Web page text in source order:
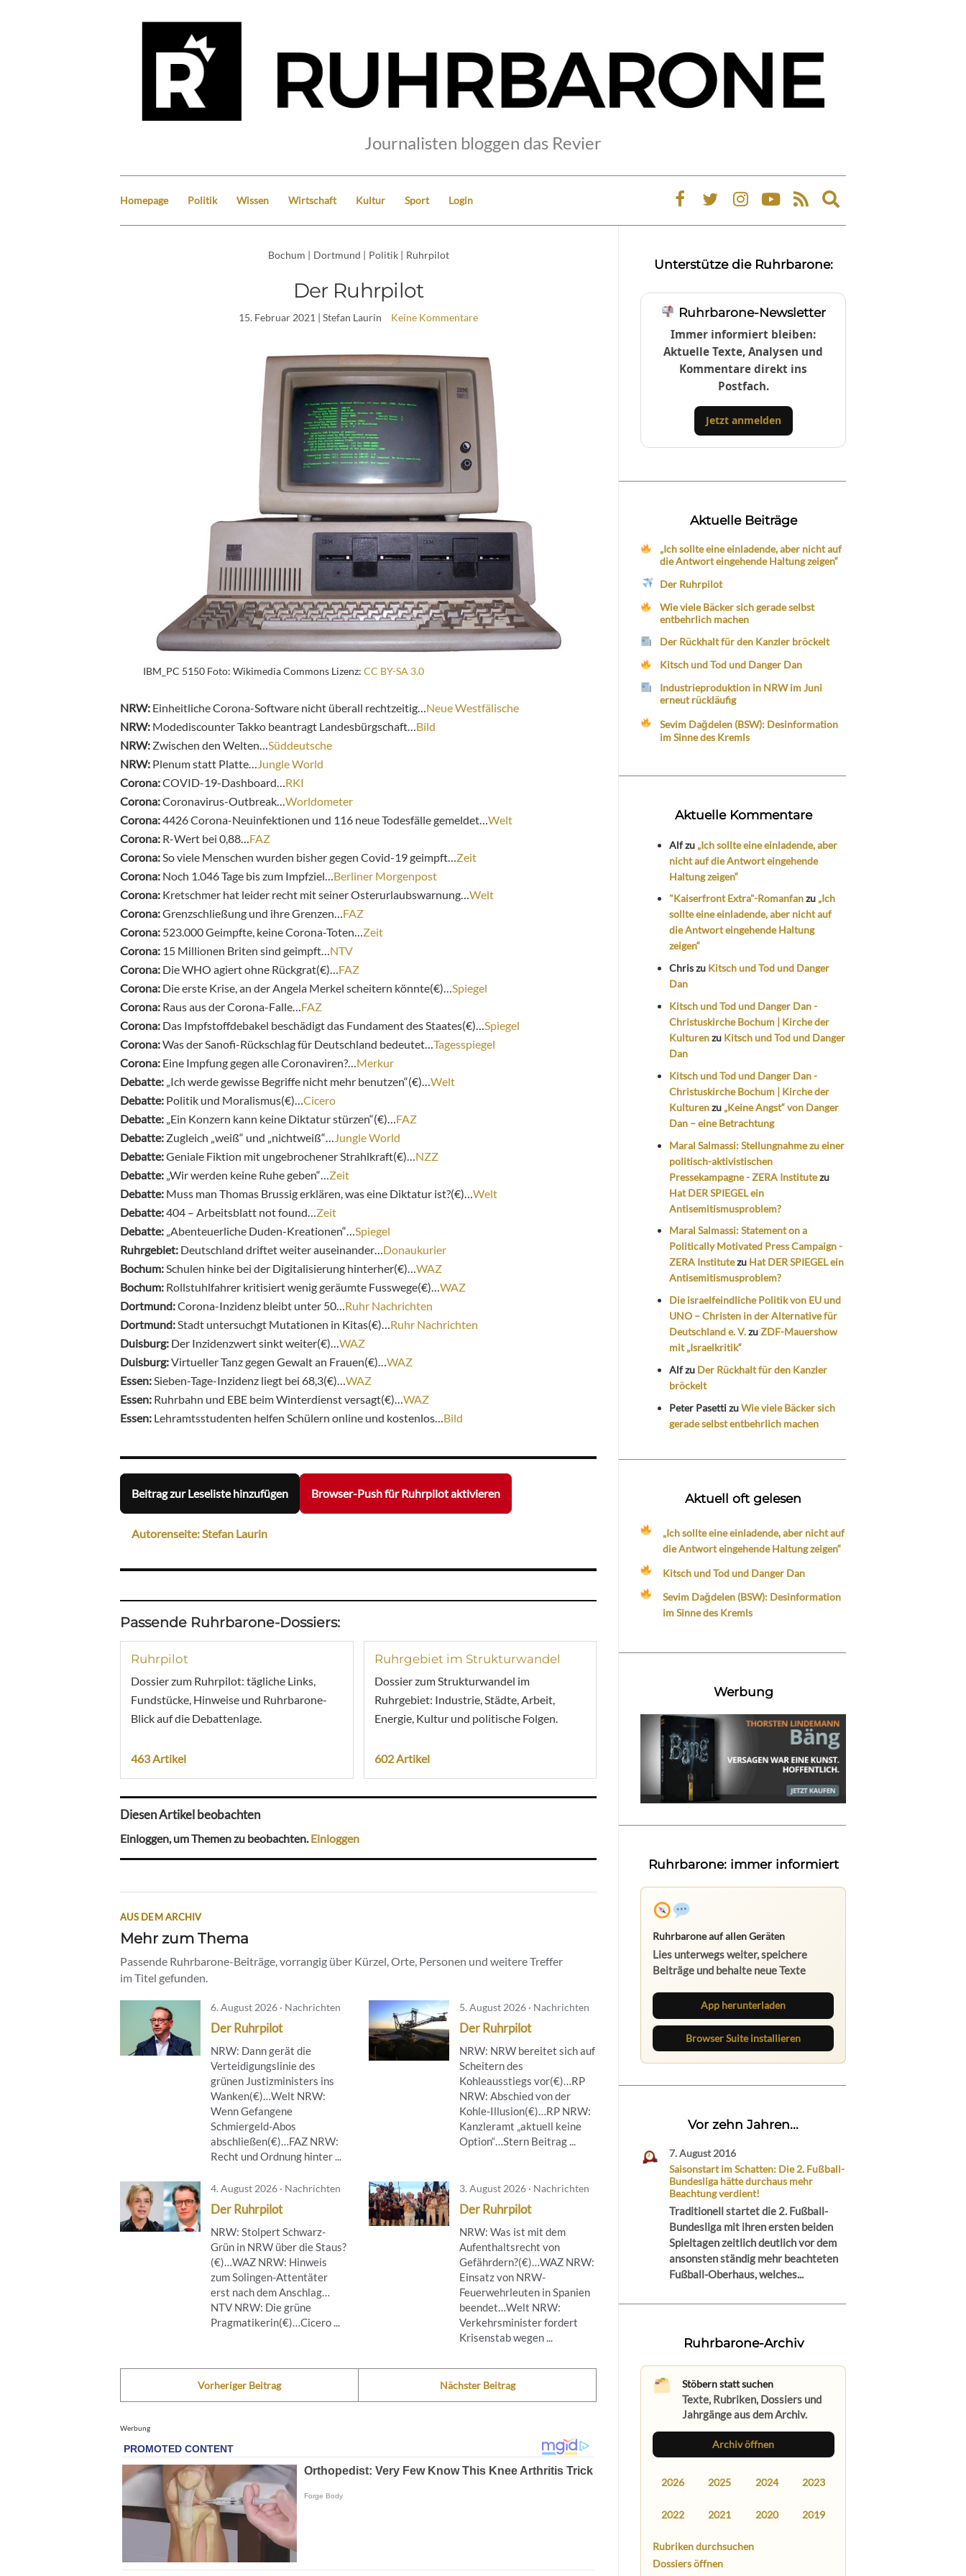
Journalisten bloggen das Revier
Homepage Politik Wissen Wirtschaft Kultur Sport Login
Expand
search
Bochum | Dortmund | Politik | Ruhrpilot
Der Ruhrpilot
15. Februar 2021 | Stefan Laurin Keine Kommentare
IBM_PC 5150 Foto: Wikimedia Commons Lizenz: CC BY-SA 3.0
NRW: Einheitliche Corona-Software nicht überall rechtzeitig… Neue Westfälische
NRW: Modediscounter Takko beantragt Landesbürgschaft… Bild
NRW: Zwischen den Welten… Süddeutsche
NRW: Plenum statt Platte…
Jungle World
Corona:COVID-19-Dashboard… RKI
Corona:Coronavirus-Outbreak… Worldometer
Corona:4426 Corona-Neuinfektionen und 116 neue Todesfälle gemeldet… Welt
Corona: R-Wert bei 0,88… FAZ
Corona: So viele Menschen wurden bisher gegen Covid-19 geimpft… Zeit
Corona: Noch 1.046 Tage bis zum Impfziel… Berliner Morgenpost
Corona: Kretschmer hat leider recht mit seiner Osterurlaubswarnung… Welt
Corona:Grenzschließung und ihre Grenzen… FAZ
Corona: 523.000 Geimpfte, keine Corona-Toten… Zeit
Corona: 15 Millionen Briten sind geimpft… NTV
Corona: Die WHO agiert ohne Rückgrat(€)… FAZ
Corona: Die erste Krise, an der Angela Merkel scheitern könnte(€)… Spiegel
Corona: Raus aus der Corona-Falle… FAZ
Corona: Das Impfstoffdebakel beschädigt das Fundament des Staates(€)… Spiegel
Corona:Was der Sanofi-Rückschlag für Deutschland bedeutet… Tagesspiegel
Corona: Eine Impfung gegen alle Coronaviren?… Merkur
Debatte: „Ich werde gewisse Begriffe nicht mehr benutzen“(€)… Welt
Debatte: Politik und Moralismus(€)… Cicero
Debatte: „Ein Konzern kann keine Diktatur stürzen“(€)… FAZ
Debatte: Zugleich „weiß“ und „nichtweiß“…
Jungle World
Debatte:Geniale Fiktion mit ungebrochener Strahlkraft(€)… NZZ
Debatte: „Wir werden keine Ruhe geben“… Zeit
Debatte: Muss man Thomas Brussig erklären, was eine Diktatur ist?(€)… Welt
Debatte:404 – Arbeitsblatt not found… Zeit
Debatte: Abenteuerliche Duden-Kreationen“… Spiegel
Ruhrgebiet: Deutschland driftet weiter auseinander… Donaukurier
Bochum: Schulen hinke bei der Digitalisierung hinterher(€)… WAZ
Bochum: Rollstuhlfahrer kritisiert wenig geräumte Fusswege(€)… WAZ
Dortmund:Corona-Inzidenz bleibt unter 50… Ruhr Nachrichten
Dortmund: Stadt untersuchgt Mutationen in Kitas(€)… Ruhr Nachrichten
Duisburg: Der Inzidenzwert sinkt weiter(€)… WAZ
Duisburg:Virtueller Tanz gegen Gewalt an Frauen(€)… WAZ
Essen: Sieben-Tage-Inzidenz liegt bei 68,3(€)… WAZ
Essen: Ruhrbahn und EBE beim Winterdienst versagt(€)… WAZ
Essen: Lehramtsstudenten helfen Schülern online und kostenlos… Bild
Beitrag zur Leseliste hinzufügen Browser-Push für Ruhrpilot aktivieren
Autorenseite: Stefan Laurin
Passende Ruhrbarone-Dossiers:
Ruhrpilot
Dossier zum Ruhrpilot: tägliche Links,
Fundstücke, Hinweise und Ruhrbarone-
Blick auf die Debattenlage.
463 Artikel
Ruhrgebiet im Strukturwandel
Dossier zum Strukturwandel im
Ruhrgebiet: Industrie, Städte, Arbeit,
Energie, Kultur und politische Folgen.
602 Artikel
Diesen Artikel beobachten
Einloggen, um Themen zu beobachten.Einloggen
AUS DEM ARCHIV
Mehr zum Thema
Passende Ruhrbarone-Beiträge, vorrangig über Kürzel, Orte, Personen und weitere Treffer
im Titel gefunden.
6. August 2026 · Nachrichten
Der Ruhrpilot
NRW: Dann gerät die
Verteidigungslinie des
grünen Justizministers ins
Wanken(€)…Welt NRW:
Wenn Gefangene
Schmiergeld-Abos
abschließen(€)…FAZ NRW:
Recht und Ordnung hinter ...
5. August 2026 · Nachrichten
Der Ruhrpilot
NRW: NRW bereitet sich auf
Scheitern des
Kohleausstiegs vor(€)…RP
NRW: Abschied von der
Kohle-Illusion(€)…RP NRW:
Kanzleramt „aktuell keine
Option“…Stern Beitrag ...
4. August 2026 · Nachrichten
Der Ruhrpilot
NRW: Stolpert Schwarz-
Grün in NRW über die Staus?
(€)…WAZ NRW: Hinweis
zum Solingen-Attentäter
erst nach dem Anschlag…
NTV NRW: Die grüne
Pragmatikerin(€)…Cicero ...
3. August 2026 · Nachrichten
Der Ruhrpilot
NRW: Was ist mit dem
Aufenthaltsrecht von
Gefährdern?(€)…WAZ NRW:
Einsatz von NRW-
Feuerwehrleuten in Spanien
beendet…Welt NRW:
Verkehrsminister fordert
Krisenstab wegen ...
Vorheriger Beitrag Nächster Beitrag
Werbung
Unterstütze die Ruhrbarone:
Ruhrbarone-Newsletter
Immer informiert bleiben:
Aktuelle Texte, Analysen und
Kommentare direkt ins
Postfach.
Jetzt anmelden
Aktuelle Beiträge
„Ich sollte eine einladende, aber nicht auf
die Antwort eingehende Haltung zeigen“
Der Ruhrpilot
Wie viele Bäcker sich gerade selbst
entbehrlich machen
Der Rückhalt für den Kanzler bröckelt
Kitsch und Tod und Danger Dan
Industrieproduktion in NRW im Juni
erneut rückläufig
Sevim Dağdelen (BSW): Desinformation
im Sinne des Kremls
Aktuelle Kommentare
Alfzu „Ich sollte eine einladende, aber
nicht auf die Antwort eingehende
Haltung zeigen“
"Kaiserfront Extra"-Romanfanzu „Ich
sollte eine einladende, aber nicht auf
die Antwort eingehende Haltung
zeigen“
Chriszu Kitsch und Tod und Danger
Dan
Kitsch und Tod und Danger Dan -
Christuskirche Bochum | Kirche der
Kulturenzu Kitsch und Tod und Danger
Dan
Kitsch und Tod und Danger Dan -
Christuskirche Bochum | Kirche der
Kulturenzu „Keine Angst“ von Danger
Dan – eine Betrachtung
Maral Salmassi: Stellungnahme zu einer
politisch-aktivistischen
Pressekampagne - ZERA Institutezu
Hat DER SPIEGEL ein
Antisemitismusproblem?
Maral Salmassi: Statement on a
Politically Motivated Press Campaign -
ZERA Institutezu Hat DER SPIEGEL ein
Antisemitismusproblem?
Die israelfeindliche Politik von EU und
UNO – Christen in der Alternative für
Deutschland e. V.zuZDF-Mauershow
mit „Israelkritik“
Alfzu Der Rückhalt für den Kanzler
bröckelt
Peter PasettizuWie viele Bäcker sich
gerade selbst entbehrlich machen
Aktuell oft gelesen
„Ich sollte eine einladende, aber nicht auf
die Antwort eingehende Haltung zeigen“
Kitsch und Tod und Danger Dan
Sevim Dağdelen (BSW): Desinformation
im Sinne des Kremls
Werbung
Ruhrbarone: immer informiert
Ruhrbarone auf allen Geräten
Lies unterwegs weiter, speichere
Beiträge und behalte neue Texte
App herunterladen
Browser Suite installieren
Vor zehn Jahren...
7. August 2016
Saisonstart im Schatten: Die 2. Fußball-
Bundesliga hätte durchaus mehr
Beachtung verdient!
Traditionell startet die 2. Fußball-
Bundesliga mit ihren ersten beiden
Spieltagen zeitlich deutlich vor dem
ansonsten ständig mehr beachteten
Fußball-Oberhaus, welches...
Ruhrbarone-Archiv
Stöbern statt suchen
Texte, Rubriken, Dossiers und
Jahrgänge aus dem Archiv.
Archiv öffnen
2026 2025 2024 2023
2022 2021 2020 2019
Rubriken durchsuchen
Dossiers öffnen